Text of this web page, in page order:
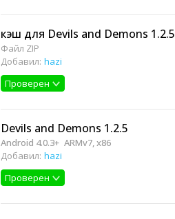
кэш для Devils and Demons 1.2.5
Файл ZIP
Добавил: hazi
Проверен
Devils and Demons 1.2.5
Android 4.0.3+ ARMv7, x86
Добавил: hazi
Проверен